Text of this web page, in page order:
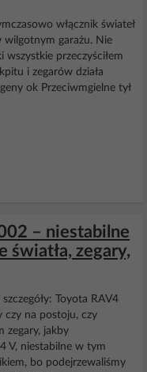
włącznik świateł
wilgotnym garażu. Nie
wszystkie przeczyściłem
i zegarów działa
ok Przeciwmgielne tył
– niestabilne
światła, zegary,
Toyota RAV4
czy na postoju, czy
zegary, jakby
V, niestabilne w tym
bo podejrzewaliśmy